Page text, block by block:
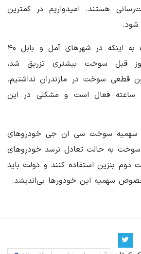
هستند. امیدواریم در کمترین
این مسئول با اشاره به اینکه در شهرهای آمل و بابل ۴۰
قبل سوخت بیشتری تزریق شد،
قطعی سوخت در مازندران نداشتیم.
انبارهای سوخت ۲۴ ساعته فعال است و مشکلی در این
سهمیه سوخت سی ان جی خودروهای
سوخت به حالت تعادل نرسد خودروهای
دوم بنزین استفاده کنند و دولت باید
سهمیه این خودورها بی‌اندیشد.